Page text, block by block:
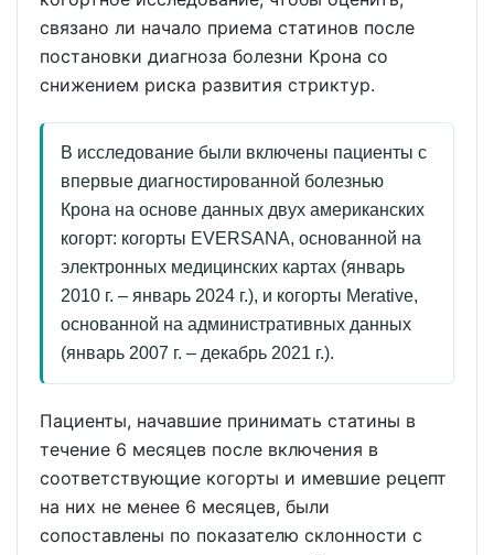
связано ли начало приема статинов после
постановки диагноза болезни Крона со
снижением риска развития стриктур.
В исследование были включены пациенты с
впервые диагностированной болезнью
Крона на основе данных двух американских
когорт: когорты EVERSANA, основанной на
электронных медицинских картах (январь
2010 г. – январь 2024 г.), и когорты Merative,
основанной на административных данных
(январь 2007 г. – декабрь 2021 г.).
Пациенты, начавшие принимать статины в
течение 6 месяцев после включения в
соответствующие когорты и имевшие рецепт
на них не менее 6 месяцев, были
сопоставлены по показателю склонности с